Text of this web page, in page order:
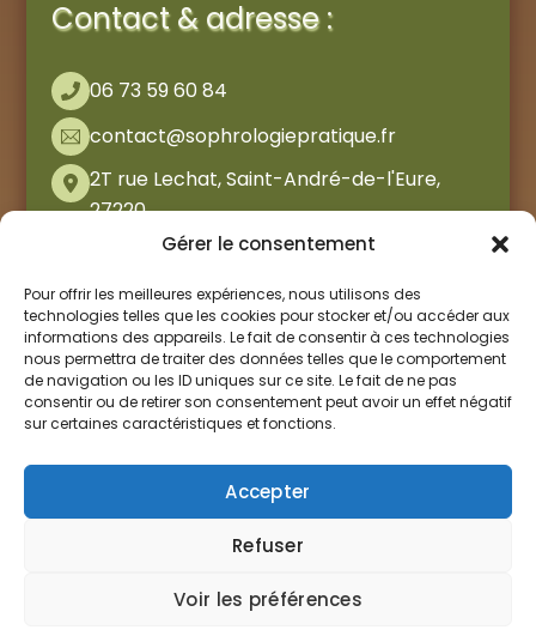
Gérer le consentement
Pour offrir les meilleures expériences, nous utilisons des
technologies telles que les cookies pour stocker et/ou accéder aux
informations des appareils. Le fait de consentir à ces technologies
nous permettra de traiter des données telles que le comportement
de navigation ou les ID uniques sur ce site. Le fait de ne pas
consentir ou de retirer son consentement peut avoir un effet négatif
sur certaines caractéristiques et fonctions.
Accepter
Refuser
Voir les préférences
Contact & adresse :
06 73 59 60 84
contact@sophrologiepratique.fr
2T rue Lechat, Saint-André-de-l'Eure,
27220